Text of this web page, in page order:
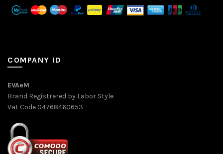
COMPANY ID
EVAeM
Brand Registrered by Labor Style
Vat Code 04768460653